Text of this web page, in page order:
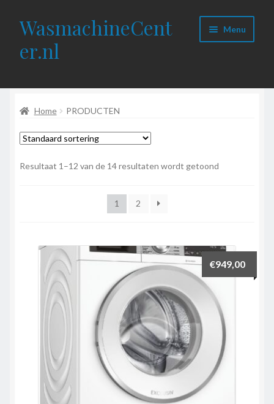
Ga
door
naar
Ga
naar
de
WasmachineCent
er.nl
Menu
Wasmachines
Wasdrogers
Home PRODUCTEN
Resultaat 1–12 van de 14 resultaten wordt getoond
1 2
€949,00